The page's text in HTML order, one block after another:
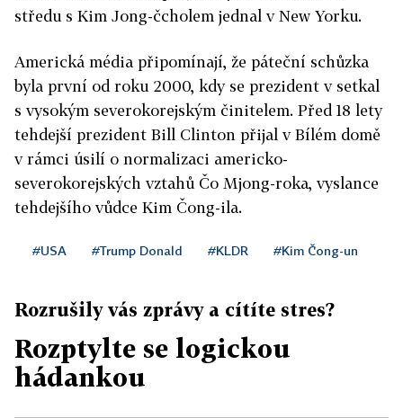
středu s Kim Jong-čcholem jednal v New Yorku.
Americká média připomínají, že páteční schůzka
byla první od roku 2000, kdy se prezident v setkal
s vysokým severokorejským činitelem. Před 18 lety
tehdejší prezident Bill Clinton přijal v Bílém domě
v rámci úsilí o normalizaci americko-
severokorejských vztahů Čo Mjong-roka, vyslance
tehdejšího vůdce Kim Čong-ila.
#USA #Trump Donald #KLDR #Kim Čong-un
Rozrušily vás zprávy a cítíte stres?
Rozptylte se logickou
hádankou